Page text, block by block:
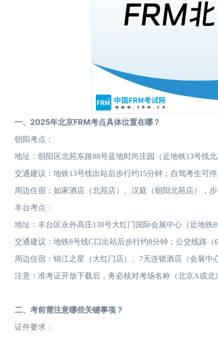
一、2025年北京FRM考点具体位置在哪？
朝阳考点：
地址：朝阳区北苑东路88号蓝地时尚庄园（近地铁13号线
交通建议：地铁13号线出站后步行约15分钟；自驾考生可
周边住宿：如家酒店（北苑店）、汉庭（朝阳北苑店），
丰台考点：
地址：丰台区永外高庄138号大红门国际会展中心（近地铁
交通建议：地铁8号线C口出站后步行约8分钟；公交线路（
周边住宿：锦江之星（大红门店）、7天连锁酒店（会展中
注意：准考证开放下载后，务必核对考场名称（北京A或北
二、考前需注意哪些关键事项？
证件要求：